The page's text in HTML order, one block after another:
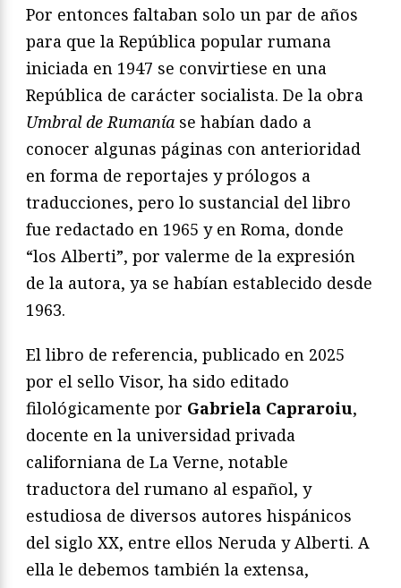
Por entonces faltaban solo un par de años
para que la República popular rumana
iniciada en 1947 se convirtiese en una
República de carácter socialista. De la obra
Umbral de Rumanía se habían dado a
conocer algunas páginas con anterioridad
en forma de reportajes y prólogos a
traducciones, pero lo sustancial del libro
fue redactado en 1965 y en Roma, donde
“los Alberti”, por valerme de la expresión
de la autora, ya se habían establecido desde
1963.
El libro de referencia, publicado en 2025
por el sello Visor, ha sido editado
filológicamente por Gabriela Capraroiu,
docente en la universidad privada
californiana de La Verne, notable
traductora del rumano al español, y
estudiosa de diversos autores hispánicos
del siglo XX, entre ellos Neruda y Alberti. A
ella le debemos también la extensa,